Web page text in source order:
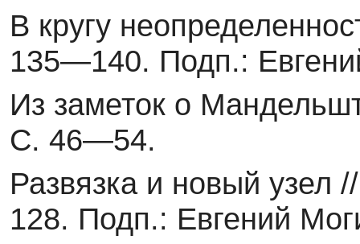
В кругу
135—140. Подп.:
Из заметок о
С. 46—54.
Развязка и новый
128. Подп.: Евгений